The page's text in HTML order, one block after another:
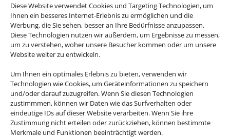
Diese Website verwendet Cookies und Targeting Technologien, um
Ihnen ein besseres Internet-Erlebnis zu ermöglichen und die
Werbung, die Sie sehen, besser an Ihre Bedürfnisse anzupassen.
Diese Technologien nutzen wir außerdem, um Ergebnisse zu messen,
um zu verstehen, woher unsere Besucher kommen oder um unsere
Website weiter zu entwickeln.
Um Ihnen ein optimales Erlebnis zu bieten, verwenden wir
Technologien wie Cookies, um Geräteinformationen zu speichern
und/oder darauf zuzugreifen. Wenn Sie diesen Technologien
zustimmmen, können wir Daten wie das Surfverhalten oder
eindeutige IDs auf dieser Website verarbeiten. Wenn Sie ihre
Zustimmung nicht erteilen oder zurückziehen, können bestimmte
Merkmale und Funktionen beeinträchtigt werden.
Cluburlaub